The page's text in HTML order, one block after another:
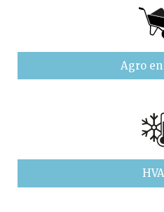
Agro